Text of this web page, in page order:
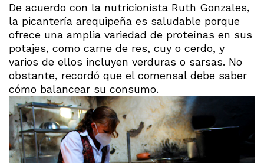
De acuerdo con la nutricionista Ruth Gonzales,
la picantería arequipeña es saludable porque
ofrece una amplia variedad de proteínas en sus
potajes, como carne de res, cuy o cerdo, y
varios de ellos incluyen verduras o sarsas. No
obstante, recordó que el comensal debe saber
cómo balancear su consumo.